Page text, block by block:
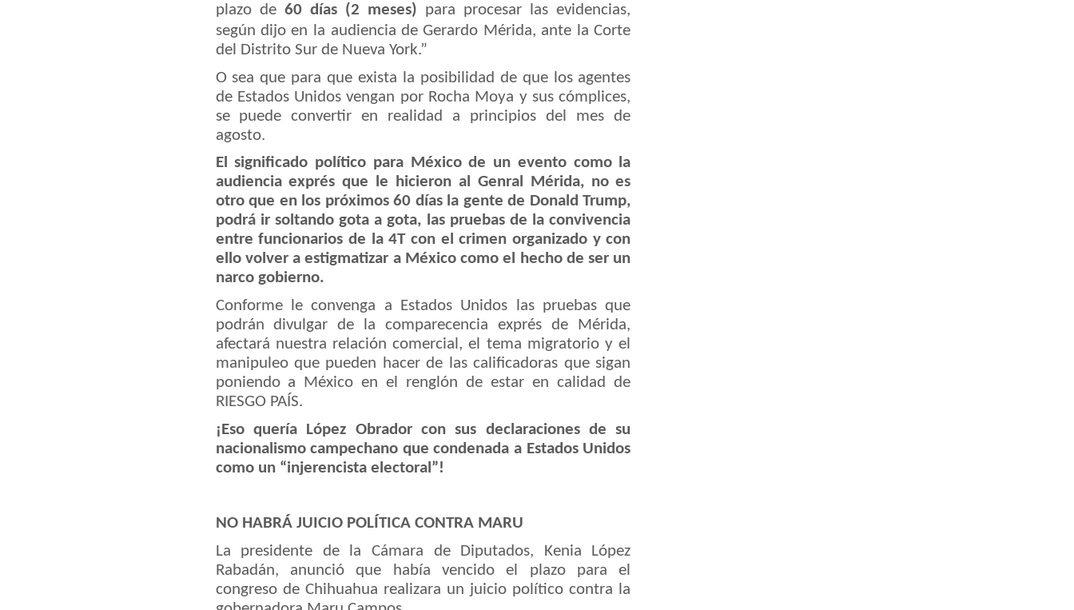
plazo de 60 días (2 meses) para procesar las evidencias,
según dijo en la audiencia de Gerardo Mérida, ante la Corte
del Distrito Sur de Nueva York.”
O sea que para que exista la posibilidad de que los agentes
de Estados Unidos vengan por Rocha Moya y sus cómplices,
se puede convertir en realidad a principios del mes de
agosto.
El significado político para México de un evento como la
audiencia exprés que le hicieron al Genral Mérida, no es
otro que en los próximos 60 días la gente de Donald Trump,
podrá ir soltando gota a gota, las pruebas de la convivencia
entre funcionarios de la 4T con el crimen organizado y con
ello volver a estigmatizar a México como el hecho de ser un
narco gobierno.
Conforme le convenga a Estados Unidos las pruebas que
podrán divulgar de la comparecencia exprés de Mérida,
afectará nuestra relación comercial, el tema migratorio y el
manipuleo que pueden hacer de las calificadoras que sigan
poniendo a México en el renglón de estar en calidad de
RIESGO PAÍS.
¡Eso quería López Obrador con sus declaraciones de su
nacionalismo campechano que condenada a Estados Unidos
como un “injerencista electoral”!
NO HABRÁ JUICIO POLÍTICA CONTRA MARU
La presidente de la Cámara de Diputados, Kenia López
Rabadán, anunció que había vencido el plazo para el
congreso de Chihuahua realizara un juicio político contra la